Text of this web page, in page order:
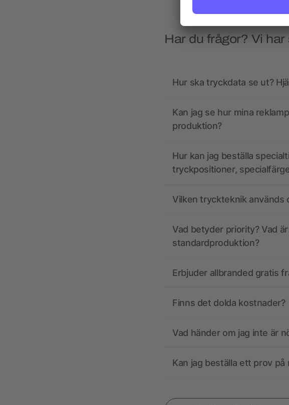
Har du frågor? Vi har
Hur ska tryckdata se ut?
Kan jag se hur mina
produktion?
Hur kan jag beställa
tryckpositioner,
Vilken tryckteknik används
Vad betyder priority? Vad
standardproduktion?
Erbjuder allbranded gratis
Finns det dolda kostnader?
Vad händer om jag inte är
Kan jag beställa ett prov